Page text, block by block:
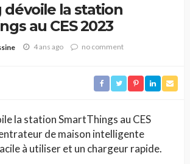
dévoile la station
au CES 2023
4 ans ago no comment
la station SmartThings au CES
de maison intelligente
à utiliser et un chargeur rapide.